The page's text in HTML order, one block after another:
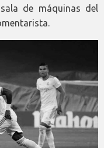
de máquinas del